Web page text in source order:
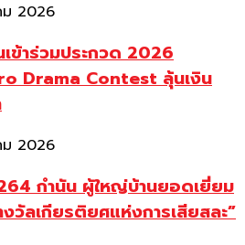
2026
ข้าร่วมประกวด 2026
Drama Contest ลุ้นเงิน
2026
กำนัน ผู้ใหญ่บ้านยอดเยี่ยม
วัลเกียรติยศแห่งการเสียสละ”